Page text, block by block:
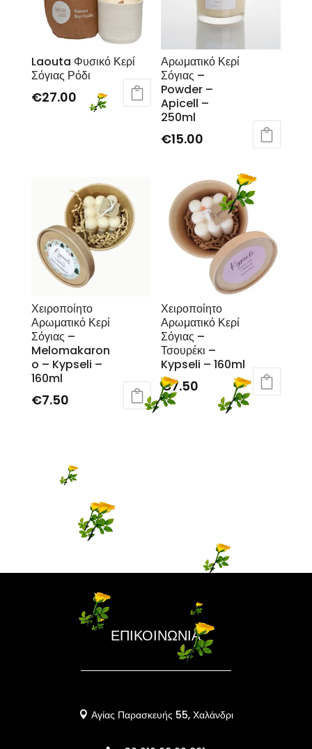
Laouta Φυσικό Κερί
Σόγιας Ρόδι
€27.00
Αρωματικό Κερί
Σόγιας –
Powder –
Apicell –
250ml
€15.00
Χειροποίητο
Αρωματικό Κερί
Σόγιας –
Melomakaron
o – Kypseli –
160ml
€7.50
Χειροποίητο
Αρωματικό Κερί
Σόγιας –
Τσουρέκι –
Kypseli – 160ml
€7.50
ΕΠΙΚΟΙΝΩΝΙΑ
 Αγίας Παρασκευής 55, Χαλάνδρι